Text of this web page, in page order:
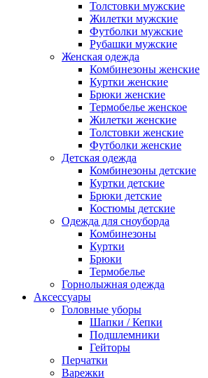
Толстовки мужские
Жилетки мужские
Футболки мужские
Рубашки мужские
Женская одежда
Комбинезоны женские
Куртки женские
Брюки женские
Термобелье женское
Жилетки женские
Толстовки женские
Футболки женские
Детская одежда
Комбинезоны детские
Куртки детские
Брюки детские
Костюмы детские
Одежда для сноуборда
Комбинезоны
Куртки
Брюки
Термобелье
Горнолыжная одежда
Аксессуары
Головные уборы
Шапки / Кепки
Подшлемники
Гейторы
Перчатки
Варежки